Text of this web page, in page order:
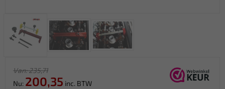
Van: 235,71
Nu: 200,35 inc. BTW